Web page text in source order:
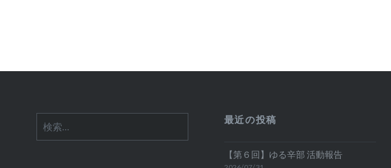
索:
最近の投稿
【第６回】ゆる辛部 活動報告